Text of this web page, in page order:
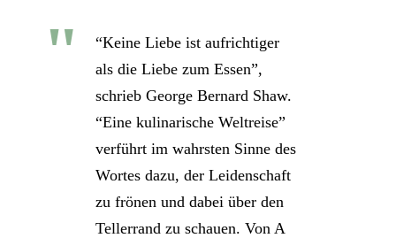
“Keine Liebe ist aufrichtiger
als die Liebe zum Essen”,
schrieb George Bernard Shaw.
“Eine kulinarische Weltreise”
verführt im wahrsten Sinne des
Wortes dazu, der Leidenschaft
zu frönen und dabei über den
Tellerrand zu schauen. Von A